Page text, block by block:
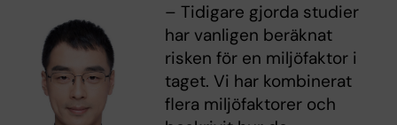
– Tidigare gjorda studier
har vanligen beräknat
risken för en miljöfaktor i
taget. Vi har kombinerat
flera miljöfaktorer och